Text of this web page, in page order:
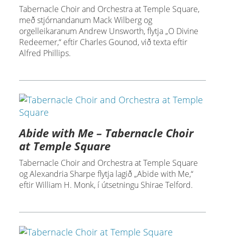
Tabernacle Choir and Orchestra at Temple Square,
með stjórnandanum Mack Wilberg og
orgelleikaranum Andrew Unsworth, flytja „O Divine
Redeemer,“ eftir Charles Gounod, við texta eftir
Alfred Phillips.
Abide with Me – Tabernacle Choir
at Temple Square
Tabernacle Choir and Orchestra at Temple Square
og Alexandria Sharpe flytja lagið „Abide with Me,“
eftir William H. Monk, í útsetningu Shirae Telford.